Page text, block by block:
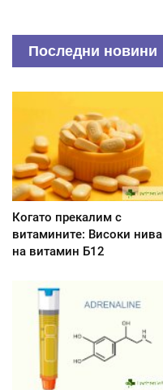
Последни новини
Когато прекалим с
витамините: Високи нива
на витамин Б12